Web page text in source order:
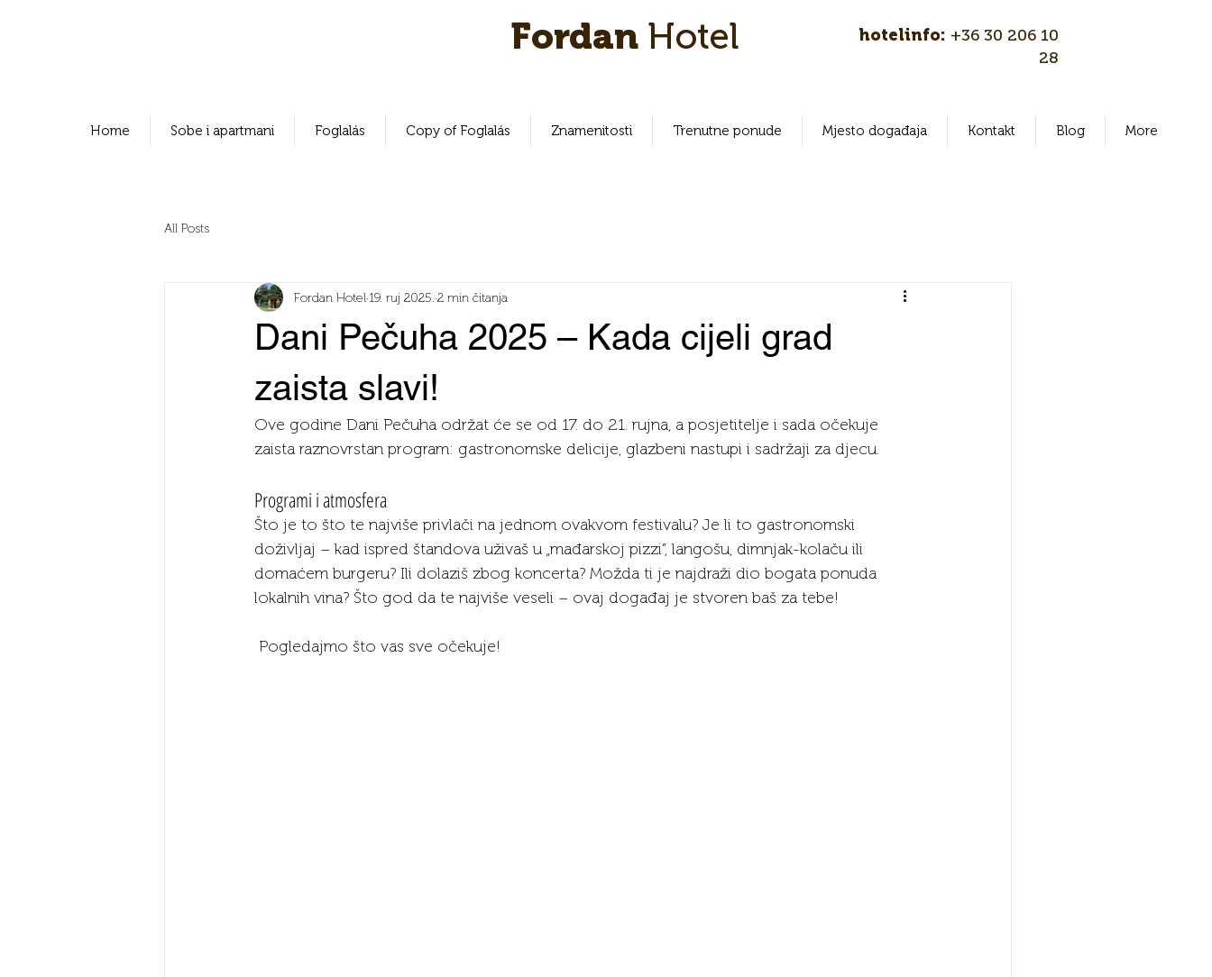
Fordan Hotel hotelinfo: +36 30 206 10
28
Home Sobe i apartmani Foglalás Copy of Foglalás Znamenitosti Trenutne ponude Mjesto događaja Kontakt Blog More
All Posts
Dani Pečuha 2025 – Kada cijeli grad
zaista slavi!
Fordan Hotel 19. ruj 2025. 2 min čitanja
Ove godine Dani Pečuha održat će se od 17. do 21. rujna, a posjetitelje i sada očekuje
zaista raznovrstan program: gastronomske delicije, glazbeni nastupi i sadržaji za djecu.
Programi i atmosfera
Što je to što te najviše privlači na jednom ovakvom festivalu? Je li to gastronomski
doživljaj – kad ispred štandova uživaš u „mađarskoj pizzi”, langošu, dimnjak-kolaču ili
domaćem burgeru? Ili dolaziš zbog koncerta? Možda ti je najdraži dio bogata ponuda
lokalnih vina? Što god da te najviše veseli – ovaj događaj je stvoren baš za tebe!
Pogledajmo što vas sve očekuje!